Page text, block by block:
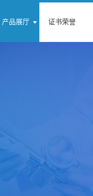
产品展厅 证书荣誉